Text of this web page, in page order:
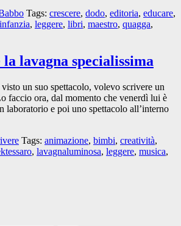
Tags: crescere, dodo, editoria, educare,
infanzia, leggere, libri, maestro, quagga,
la lavagna specialissima
un suo spettacolo, volevo scrivere un
faccio ora, dal momento che venerdì lui è
laboratorio e poi uno spettacolo all’interno
Tags: animazione, bimbi, creatività,
, lavagnaluminosa, leggere, musica,